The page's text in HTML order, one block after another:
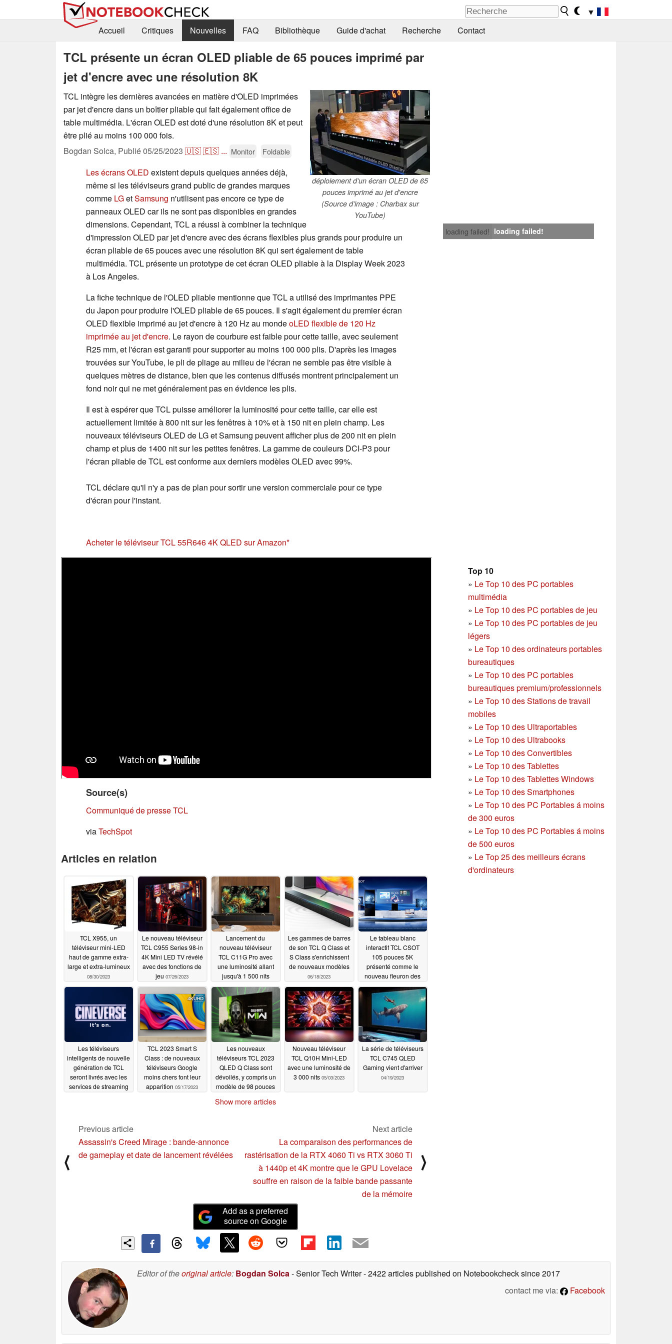
▼
Accueil
Critiques Nouvelles FAQ Bibliothèque Guide d'achat Recherche Contact
TCL présente un écran OLED pliable de 65 pouces imprimé par
jet d'encre avec une résolution 8K
déploiement d'un écran OLED de 65
pouces imprimé au jet d'encre
(Source d'image : Charbax sur
YouTube)
TCL intègre les dernières avancées en matière d'OLED imprimées
par jet d'encre dans un boîtier pliable qui fait également office de
table multimédia. L'écran OLED est doté d'une résolution 8K et peut
être plié au moins 100 000 fois.
Bogdan Solca, Publié05/25/2023 🇺🇸🇪🇸 ... Monitor Foldable
loading failed! loading failed!
Les écrans OLED existent depuis quelques années déjà,
même si les téléviseurs grand public de grandes marques
comme LGetSamsung n'utilisent pas encore ce type de
panneaux OLED car ils ne sont pas disponibles en grandes
dimensions. Cependant, TCL a réussi à combiner la technique
d'impression OLED par jet d'encre avec des écrans flexibles plus grands pour produire un
écran pliable de 65 pouces avec une résolution 8K qui sert également de table
multimédia. TCL présente un prototype de cet écran OLED pliable à la Display Week 2023
à Los Angeles.
La fiche technique de l'OLED pliable mentionne que TCL a utilisé des imprimantes PPE
du Japon pour produire l'OLED pliable de 65 pouces. Il s'agit également du premier écran
OLED flexible imprimé au jet d'encre à 120 Hz au mondeoLED flexible de 120 Hz
imprimée au jet d'encre. Le rayon de courbure est faible pour cette taille, avec seulement
R25 mm, et l'écran est garanti pour supporter au moins 100 000 plis. D'après les images
trouvées sur YouTube, le pli de pliage au milieu de l'écran ne semble pas être visible à
quelques mètres de distance, bien que les contenus diffusés montrent principalement un
fond noir qui ne met généralement pas en évidence les plis.
Il est à espérer que TCL puisse améliorer la luminosité pour cette taille, car elle est
actuellement limitée à 800 nit sur les fenêtres à 10% et à 150 nit en plein champ. Les
nouveaux téléviseurs OLED de LG et Samsung peuvent afficher plus de 200 nit en plein
champ et plus de 1400 nit sur les petites fenêtres. La gamme de couleurs DCI-P3 pour
l'écran pliable de TCL est conforme aux derniers modèles OLED avec 99%.
TCL déclare qu'il n'y a pas de plan pour sortir une version commerciale pour ce type
d'écran pour l'instant.
Acheter le téléviseur TCL 55R646 4K QLED sur Amazon
Top 10
» Le Top 10 des PC portables
multimédia
» Le Top 10 des PC portables de jeu
» Le Top 10 des PC portables de jeu
légers
» Le Top 10 des ordinateurs portables
bureautiques
» Le Top 10 des PC portables
bureautiques premium/professionnels
» Le Top 10 des Stations de travail
mobiles
» Le Top 10 des Ultraportables
» Le Top 10 des Ultrabooks
» Le Top 10 des Convertibles
» Le Top 10 des Tablettes
» Le Top 10 des Tablettes Windows
» Le Top 10 des Smartphones
» Le Top 10 des PC Portables á moins
de 300 euros
» Le Top 10 des PC Portables á moins
de 500 euros
» Le Top 25 des meilleurs écrans
d'ordinateurs
Source(s)
Communiqué de presse TCL
viaTechSpot
Articles en relation
TCL X955, un
téléviseur mini-LED
haut de gamme extra-
large et extra-lumineux
08/30/2023
Le nouveau téléviseur
TCL C955 Series 98-in
4K Mini LED TV révélé
avec des fonctions de
jeu 07/26/2023
Lancement du
nouveau téléviseur
TCL C11G Pro avec
une luminosité allant
jusqu'à 1 500 nits
07/19/2023
Les gammes de barres
de son TCL Q Class et
S Class s'enrichissent
de nouveaux modèles
06/18/2023
Le tableau blanc
interactif TCL CSOT
105 pouces 5K
présenté comme le
nouveau fleuron des
écrans professionnels
de l'équipementier
06/17/2023
Les téléviseurs
intelligents de nouvelle
génération de TCL
seront livrés avec les
services de streaming
TCL 2023 Smart S
Class : de nouveaux
téléviseurs Google
moins chers font leur
apparition 05/17/2023
Les nouveaux
téléviseurs TCL 2023
QLED Q Class sont
dévoilés, y compris un
modèle de 98 pouces
Nouveau téléviseur
TCL Q10H Mini-LED
avec une luminosité de
3 000 nits 05/03/2023
La série de téléviseurs
TCL C745 QLED
Gaming vient d'arriver
04/19/2023
Show more articles
⟨
Previous article
Assassin's Creed Mirage : bande-annonce
de gameplay et date de lancement révélées
Next article
La comparaison des performances de
rastérisation de la RTX 4060 Ti vs RTX 3060 Ti
à 1440p et 4K montre que le GPU Lovelace
souffre en raison de la faible bande passante
de la mémoire
⟩
Add as a preferred
source on Google
Editor of theoriginal article: Bogdan Solca- Senior Tech Writer- 2422 articles published on Notebookchecksince 2017
contact me via:
Facebook